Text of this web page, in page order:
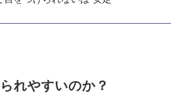
れやすいのか？